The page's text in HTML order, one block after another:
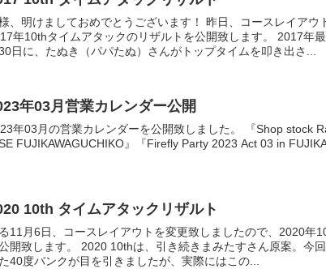
、明けましておめでとうございます！ 昨日、コースレイアウ
年10thタイムアタックのリザルトを公開致します。 2017年
日に、たぬき（パパたぬ）さんがトップタイムを叩き出さ...
年03月営業カレンダー公開
年03月の営業カレンダーを公開致しました。 『Shop stock
FUJIKAWAGUCHIKO』『Firefly Party 2023 Act 03 in
10th タイムアタックリザルト
11月6日、コースレイアウトを変更致しましたので、2020年
開致します。 2020 10thは、引き続きまみたすさん原案。今
40度バンクが目を引きましたが、実際にはこの...